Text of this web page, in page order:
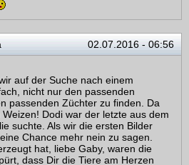
02.07.2016 - 06:56
auf der Suche nach einem
nicht nur den passenden
passenden Züchter zu finden. Da
Dodi war der letzte aus dem
suchte. Als wir die ersten Bilder
Chance mehr nein zu sagen.
hat, liebe Gaby, waren die
dass Dir die Tiere am Herzen